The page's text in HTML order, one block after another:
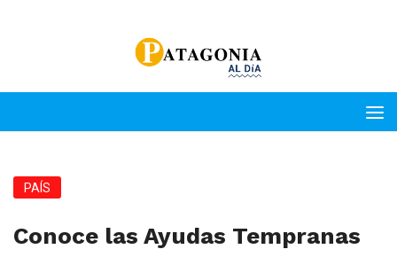
PAÍS
Conoce las Ayudas Tempranas